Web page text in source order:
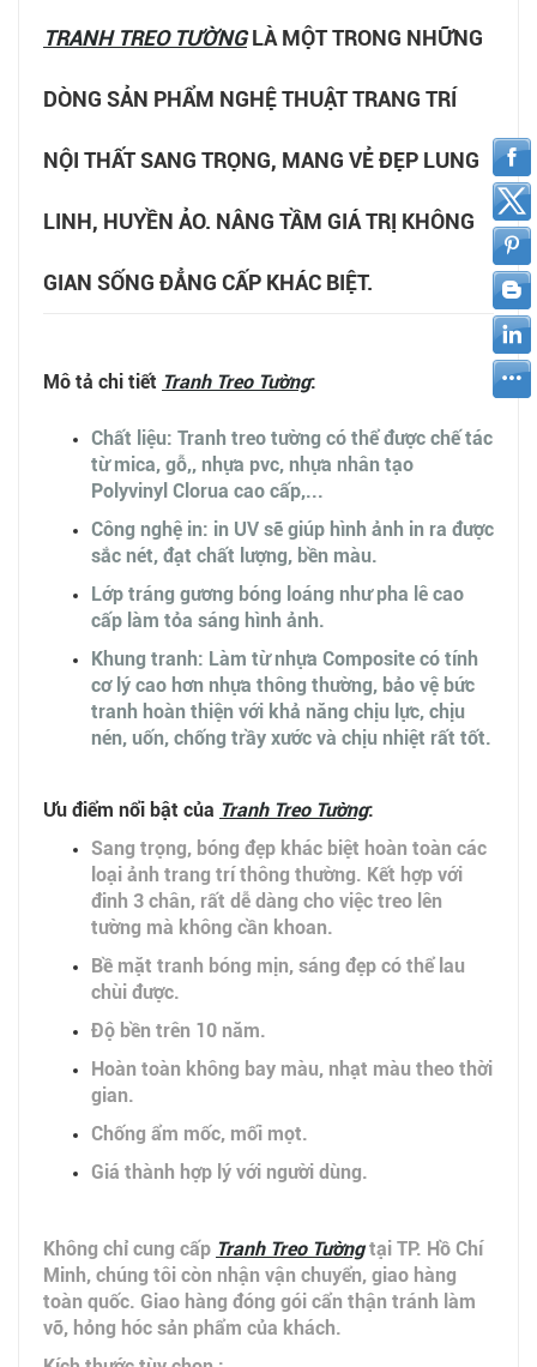
TRANH TREO TƯỜNGLÀ MỘT TRONG NHỮNG
DÒNG SẢN PHẨM NGHỆ THUẬT TRANG TRÍ
NỘI THẤT SANG TRỌNG, MANG VẺ ĐẸP LUNG
LINH, HUYỀN ẢO. NÂNG TẦM GIÁ TRỊ KHÔNG
GIAN SỐNG ĐẲNG CẤP KHÁC BIỆT.
Mô tả chi tiết Tranh Treo Tường:
Chất liệu: Tranh treo tường có thể được chế tác
từ mica, gỗ,, nhựa pvc, nhựa nhân tạo
Polyvinyl Clorua cao cấp,...
Công nghệ in: in UV sẽ giúp hình ảnh in ra được
sắc nét, đạt chất lượng, bền màu.
Lớp tráng gương bóng loáng như pha lê cao
cấp làm tỏa sáng hình ảnh.
Khung tranh: Làm từ nhựa Composite có tính
cơ lý cao hơn nhựa thông thường, bảo vệ bức
tranh hoàn thiện với khả năng chịu lực, chịu
nén, uốn, chống trầy xước và chịu nhiệt rất tốt.
Ưu điểm nổi bật của Tranh Treo Tường:
Sang trọng, bóng đẹp khác biệt hoàn toàn các
loại ảnh trang trí thông thường. Kết hợp với
đinh 3 chân, rất dễ dàng cho việc treo lên
tường mà không cần khoan.
Bề mặt tranh bóng mịn, sáng đẹp có thể lau
chùi được.
Độ bền trên 10 năm.
Hoàn toàn không bay màu, nhạt màu theo thời
gian.
Chống ẩm mốc, mối mọt.
Giá thành hợp lý với người dùng.
Không chỉ cung cấp Tranh Treo Tường tại TP. Hồ Chí
Minh, chúng tôi còn nhận vận chuyển, giao hàng
toàn quốc. Giao hàng đóng gói cẩn thận tránh làm
vỡ, hỏng hóc sản phẩm của khách.